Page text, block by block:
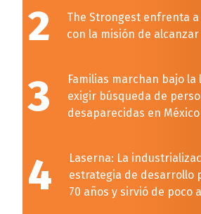
2
The Strongest enfrenta
con la misión de alcanzar
3
Familias marchan bajo la
exigir búsqueda de
desaparecidas en México
4
Laserna: La
estrategia de desarrollo
70 años y sirvió de poco